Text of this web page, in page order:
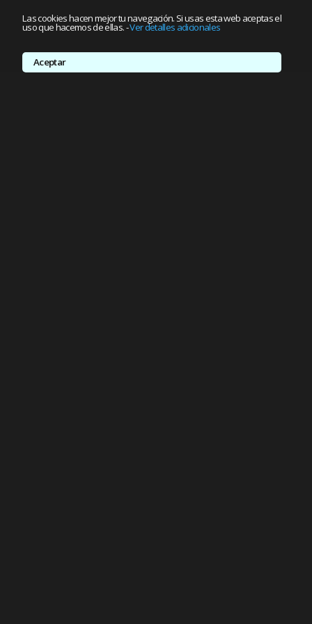
Las cookies hacen mejor tu navegación. Si usas esta web aceptas el
uso que hacemos de ellas.-Ver detalles adicionales
Aceptar